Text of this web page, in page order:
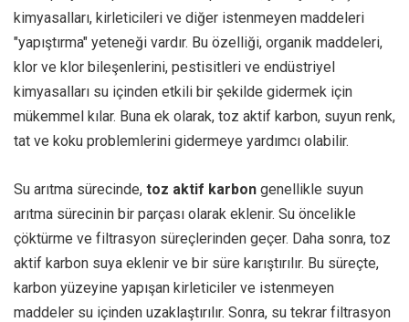
kimyasalları, kirleticileri ve diğer istenmeyen maddeleri
"yapıştırma" yeteneği vardır. Bu özelliği, organik maddeleri,
klor ve klor bileşenlerini, pestisitleri ve endüstriyel
kimyasalları su içinden etkili bir şekilde gidermek için
mükemmel kılar. Buna ek olarak, toz aktif karbon, suyun renk,
tat ve koku problemlerini gidermeye yardımcı olabilir.
Su arıtma sürecinde, toz aktif karbon genellikle suyun
arıtma sürecinin bir parçası olarak eklenir. Su öncelikle
çöktürme ve filtrasyon süreçlerinden geçer. Daha sonra, toz
aktif karbon suya eklenir ve bir süre karıştırılır. Bu süreçte,
karbon yüzeyine yapışan kirleticiler ve istenmeyen
maddeler su içinden uzaklaştırılır. Sonra, su tekrar filtrasyon